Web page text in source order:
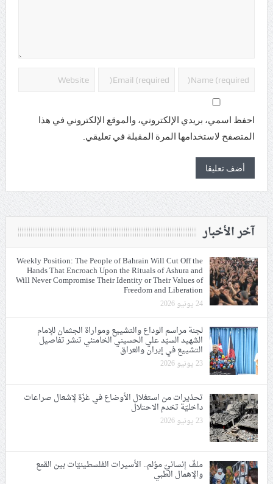
احفظ اسمي، بريدي الإلكتروني، والموقع الإلكتروني في هذا
المتصفح لاستخدامها المرة المقبلة في تعليقي.
آخر الأخبار
Weekly Position: The People of Bahrain Will Cut Off the
Hands That Encroach Upon the Rituals of Ashura and
Will Never Compromise Their Identity or Their Values of
Freedom and Liberation
24 يونيو 2026
لجنة مراسم الوداع والتشييع ومواراة الجثمان للإمام
الشهيد السيّد علي الحسيني الخامنئي تنشر تفاصيل
التشييع في إيران والعراق
23 يونيو 2026
تحذيرات من استغلال الأوضاع في غزّة لإشعال صراعات
داخليّة تخدم الاحتلال
23 يونيو 2026
ملفّ إنسانيّ مؤلم.. الأسيرات الفلسطينيّات بين القمع
والإهمال الطبي